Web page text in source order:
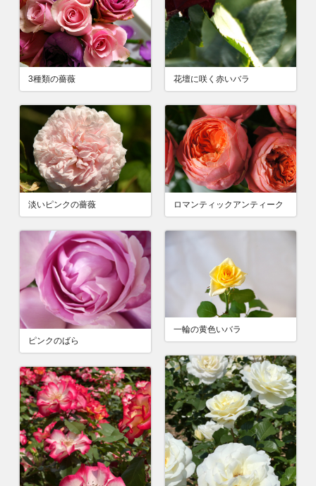
花壇に咲く赤いバラ
3種類の薔薇
ロマンティックアンティーク
淡いピンクの薔薇
一輪の黄色いバラ
ピンクのばら